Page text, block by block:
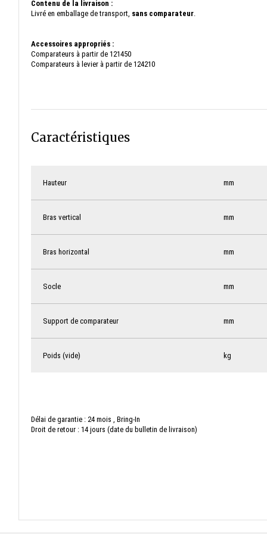
Contenu de la livraison :
Livré en emballage de transport, sans comparateur.
Accessoires appropriés :
Comparateurs à partir de 121450
Comparateurs à levier à partir de 124210
Caractéristiques
Hauteur mm
Bras vertical mm
Bras horizontal mm
Socle mm
Support de comparateur mm
Poids (vide) kg
Délai de garantie : 24 mois , Bring-In
Droit de retour : 14 jours (date du bulletin de livraison)